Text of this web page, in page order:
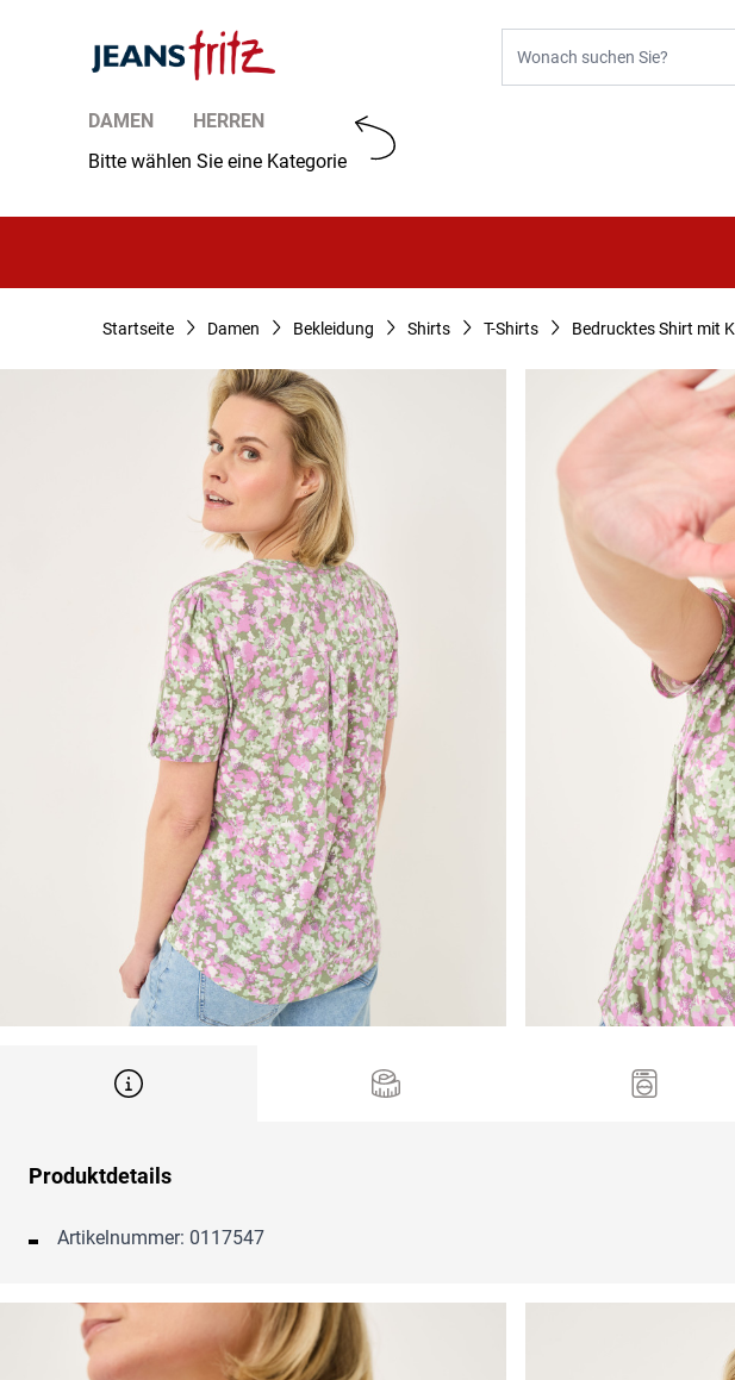
DAMEN
HERREN
Bitte wählen Sie eine Kategorie
Startseite Damen Bekleidung Shirts T-Shirts Bedrucktes Shirt mit
Produktdetails
Artikelnummer: 0117547